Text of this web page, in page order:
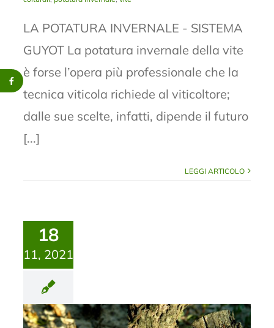
LA POTATURA INVERNALE - SISTEMA
GUYOT La potatura invernale della vite
è forse l’opera più professionale che la
tecnica viticola richiede al viticoltore;
dalle sue scelte, infatti, dipende il futuro
[...]
LEGGI ARTICOLO
18
11, 2021